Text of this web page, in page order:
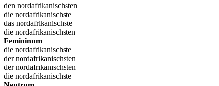
den nordafrikanischsten
die nordafrikanischste
das nordafrikanischste
die nordafrikanischsten
Femininum
die nordafrikanischste
der nordafrikanischsten
der nordafrikanischsten
die nordafrikanischste